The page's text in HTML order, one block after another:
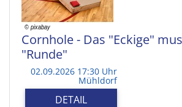
Cornhole - Das "Eckige"
"Runde"
02.09.2026 17:30 Uhr
Mühldorf
DETAIL